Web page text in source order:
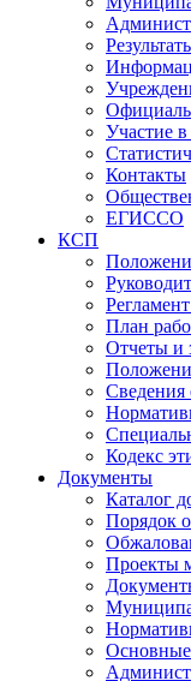
Участие
Контакты
ЕГИССО
КСП
План
Отчеты и
Сведения
Кодекс
Документы
Каталог
Порядок
Проекты